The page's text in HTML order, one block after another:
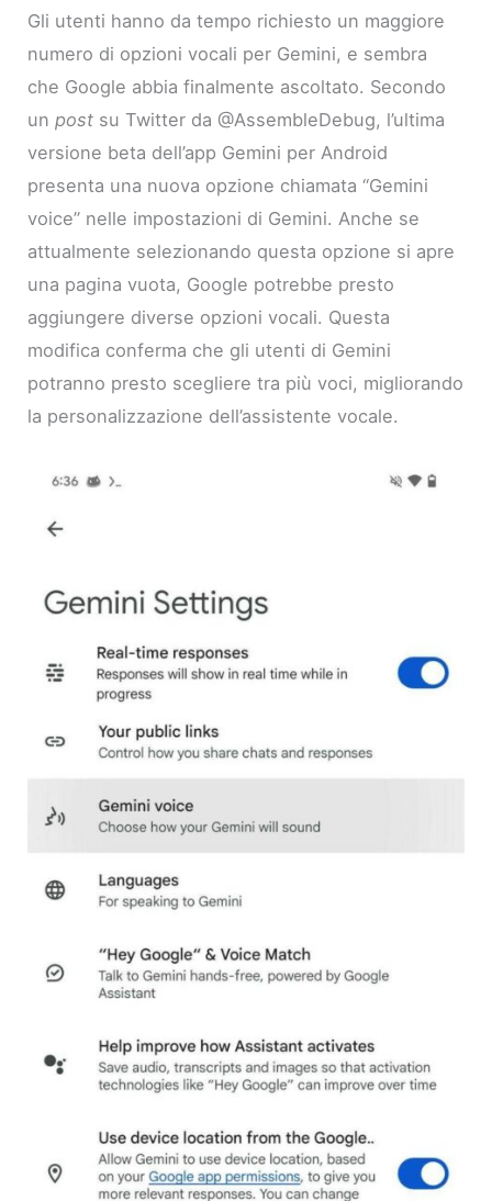
Gli utenti hanno da tempo richiesto un maggiore
numero di opzioni vocali per Gemini, e sembra
che Google abbia finalmente ascoltato. Secondo
unpost su Twitter da @AssembleDebug, l’ultima
versione beta dell’app Gemini per Android
presenta una nuova opzione chiamata “Gemini
voice” nelle impostazioni di Gemini. Anche se
attualmente selezionando questa opzione si apre
una pagina vuota, Google potrebbe presto
aggiungere diverse opzioni vocali. Questa
modifica conferma che gli utenti di Gemini
potranno presto scegliere tra più voci, migliorando
la personalizzazione dell’assistente vocale.